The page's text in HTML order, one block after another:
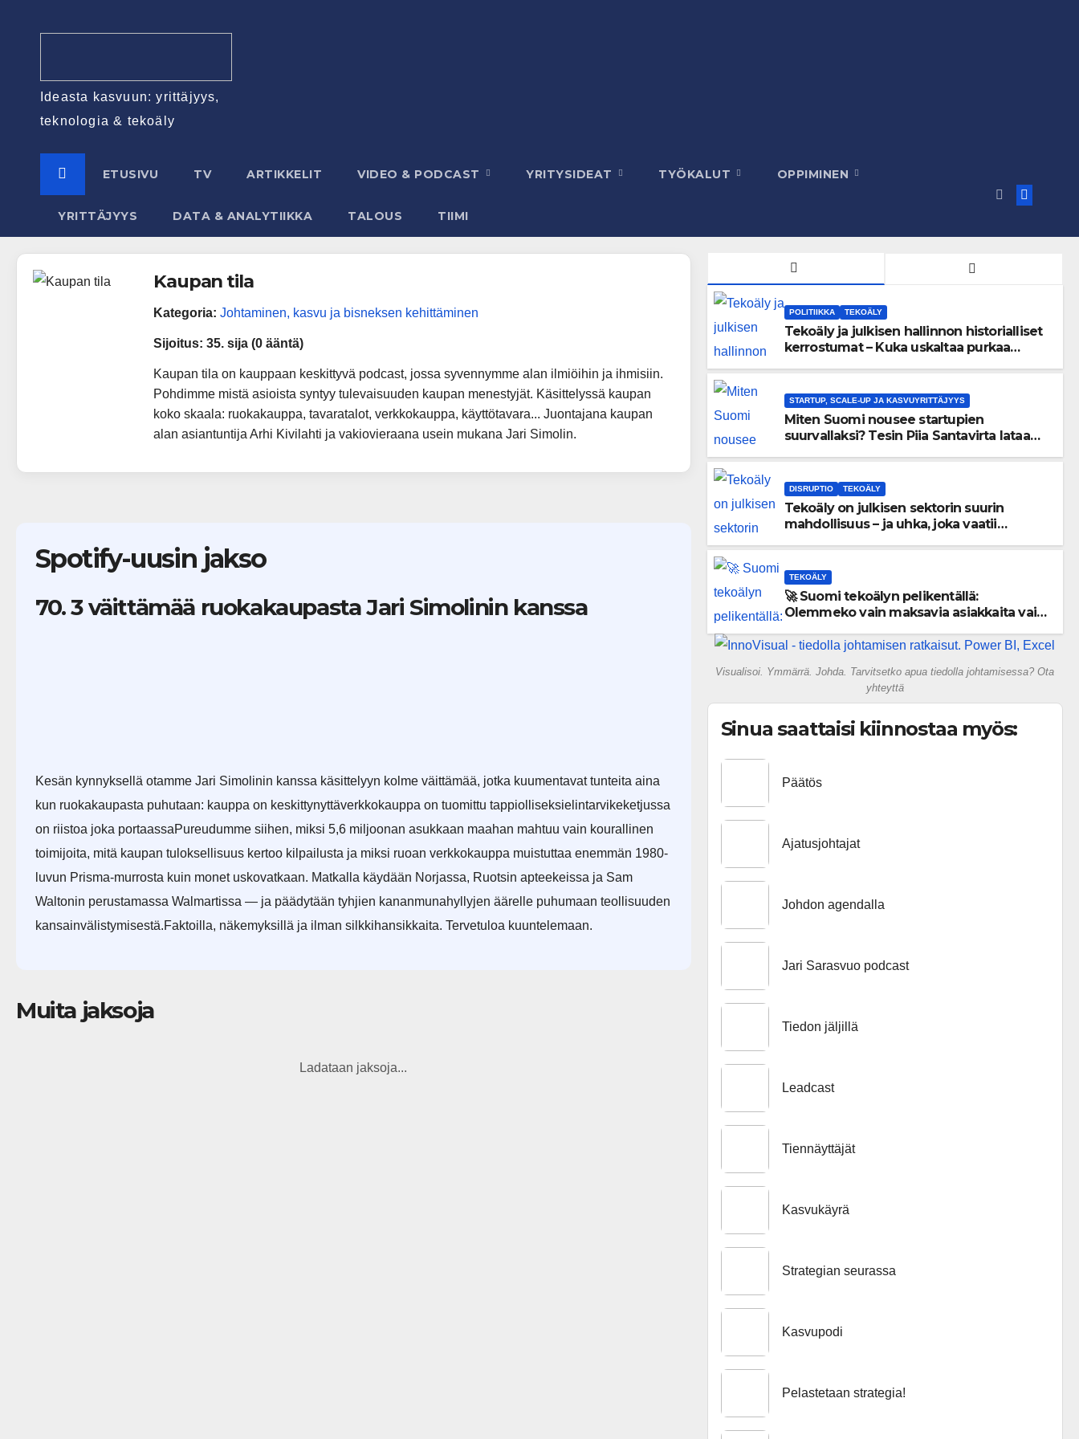
Ideasta kasvuun: yrittäjyys,
teknologia & tekoäly
ETUSIVU TV ARTIKKELIT VIDEO & PODCAST YRITYSIDEAT TYÖKALUT OPPIMINEN
YRITTÄJYYS DATA & ANALYTIIKKA TALOUS TIIMI
Kaupan tila
Kategoria: Johtaminen, kasvu ja bisneksen kehittäminen
Sijoitus: 35. sija (0 ääntä)
Kaupan tila on kauppaan keskittyvä podcast, jossa syvennymme alan ilmiöihin ja ihmisiin.
Pohdimme mistä asioista syntyy tulevaisuuden kaupan menestyjät. Käsittelyssä kaupan
koko skaala: ruokakauppa, tavaratalot, verkkokauppa, käyttötavara... Juontajana kaupan
alan asiantuntija Arhi Kivilahti ja vakiovieraana usein mukana Jari Simolin.
Spotify-uusin jakso
70. 3 väittämää ruokakaupasta Jari Simolinin kanssa
Kesän kynnyksellä otamme Jari Simolinin kanssa käsittelyyn kolme väittämää, jotka kuumentavat tunteita aina
kun ruokakaupasta puhutaan: kauppa on keskittynyttäverkkokauppa on tuomittu tappiolliseksielintarvikeketjussa
on riistoa joka portaassaPureudumme siihen, miksi 5,6 miljoonan asukkaan maahan mahtuu vain kourallinen
toimijoita, mitä kaupan tuloksellisuus kertoo kilpailusta ja miksi ruoan verkkokauppa muistuttaa enemmän 1980-
luvun Prisma-murrosta kuin monet uskovatkaan. Matkalla käydään Norjassa, Ruotsin apteekeissa ja Sam
Waltonin perustamassa Walmartissa — ja päädytään tyhjien kananmunahyllyjen äärelle puhumaan teollisuuden
kansainvälistymisestä.Faktoilla, näkemyksillä ja ilman silkkihansikkaita. Tervetuloa kuuntelemaan.
Muita jaksoja
Ladataan jaksoja...
POLITIIKKA TEKOÄLY
Tekoäly ja julkisen hallinnon historialliset
kerrostumat – Kuka uskaltaa purkaa
STARTUP, SCALE-UP JA KASVUYRITTÄJYYS
Miten Suomi nousee startupien
suurvallaksi? Tesin Piia Santavirta lataa
DISRUPTIO TEKOÄLY
Tekoäly on julkisen sektorin suurin
mahdollisuus – ja uhka, joka vaatii
TEKOÄLY
🚀 Suomi tekoälyn pelikentällä:
Olemmeko vain maksavia asiakkaita vai
gigatehtaan?
Visualisoi. Ymmärrä. Johda. Tarvitsetko apua tiedolla johtamisessa? Ota
yhteyttä
Sinua saattaisi kiinnostaa myös:
Päätös
Ajatusjohtajat
Johdon agendalla
Jari Sarasvuo podcast
Tiedon jäljillä
Leadcast
Tiennäyttäjät
Kasvukäyrä
Strategian seurassa
Kasvupodi
Pelastetaan strategia!